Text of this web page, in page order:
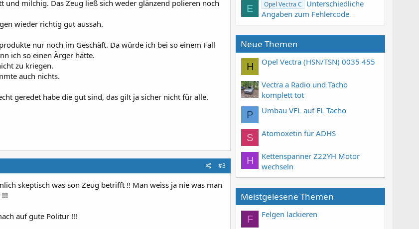
und milchig. Das Zeug ließ sich weder glänzend polieren noch
wieder richtig gut aussah.
nur noch im Geschäft. Da würde ich bei so einem Fall
ich so einen Ärger hätte.
zu kriegen.
auch nichts.
geredet habe die gut sind, das gilt ja sicher nicht für alle.
#3
skeptisch was son Zeug betrifft !! Man weiss ja nie was man
auf gute Politur !!!
E Opel Vectra C
Unterschiedliche
Angaben zum Fehlercode
Neue Themen
H Opel Vectra (HSN/TSN) 0035 455
Vectra a Radio und Tacho
komplett tot
P Umbau VFL auf FL Tacho
S Atomoxetin für ADHS
H
Kettenspanner Z22YH Motor
wechseln
Meistgelesene Themen
F Felgen lackieren